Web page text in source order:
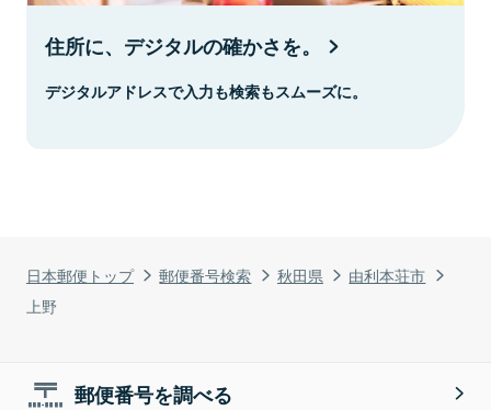
日本郵便トップ 郵便番号検索 秋田県
由利本荘市
上野
住所に、デジタルの確かさを。
デジタルアドレスで入力も検索もスムーズに。
郵便番号を調べる